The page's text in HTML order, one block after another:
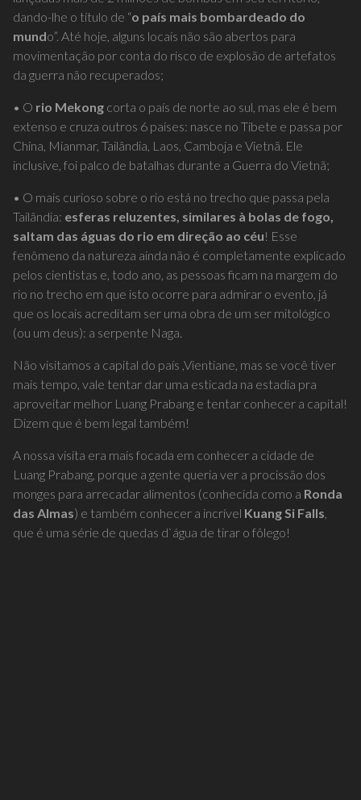
• Orio Mekongcorta o país de norte ao sul, mas ele é bem
extenso e cruza outros 6 países: nasce no Tibete e passa por
China, Mianmar, Tailândia, Laos, Camboja e Vietnã. Ele
inclusive, foi palco de batalhas durante a Guerra do Vietnã;
• O mais curioso sobre o rio está no trecho que passa pela
Tailândia:esferas reluzentes, similares à bolas de fogo,
saltam das águas do rio em direção ao céu! Esse
fenômeno da natureza ainda não é completamente explicado
pelos cientistas e, todo ano, as pessoas ficam na margem do
rio no trecho em que isto ocorre para admirar o evento, já
que os locais acreditam ser uma obra de um ser mitológico
(ou um deus): a serpente Naga.
Não visitamos a capital do país ,Vientiane, mas se você tiver
mais tempo, vale tentar dar uma esticada na estadia pra
aproveitar melhor Luang Prabang e tentar conhecer a capital!
Dizem que é bem legal também!
A nossa visita era mais focada em conhecer a cidade de
Luang Prabang, porque a gente queria ver a procissão dos
monges para arrecadar alimentos (conhecida como a Ronda
das Almas ) e também conhecer a incrível
que é uma série de quedas d`água de tirar o fôlego!